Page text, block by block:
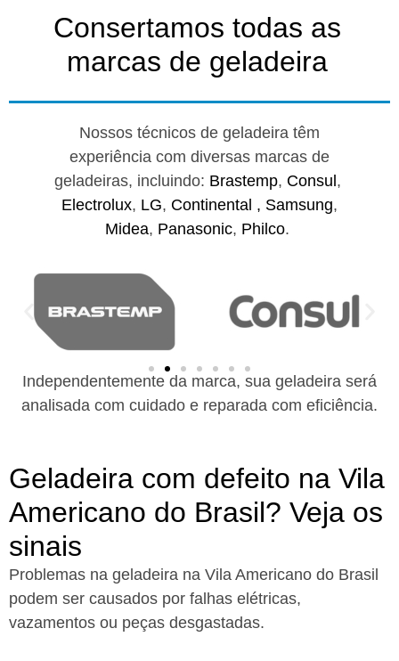
Consertamos todas as
marcas de geladeira
Nossos técnicos de geladeira têm
experiência com diversas marcas de
geladeiras, incluindo: Brastemp, Consul ,
Electrolux, LG, Continental , Samsung,
Midea, Panasonic, Philco.
Independentemente da marca, sua geladeira será
analisada com cuidado e reparada com eficiência.
Geladeira com defeito na Vila
Americano do Brasil? Veja os
sinais
Problemas na geladeira na Vila Americano do Brasil
podem ser causados por falhas elétricas,
vazamentos ou peças desgastadas.